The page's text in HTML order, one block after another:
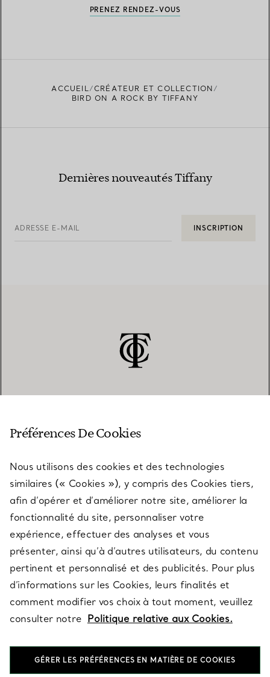
PRENEZ RENDEZ-VOUS
ACCUEIL
CRÉATEUR ET COLLECTION
BIRD ON A ROCK BY TIFFANY
Dernières nouveautés Tiffany
ADRESSE E-MAIL INSCRIPTION
SERVICES
À PROPOS
QUESTIONS LÉGALES
SUIVEZ-NOUS
Préférences De Cookies
Nous utilisons des cookies et des technologies
similaires (« Cookies »), y compris des Cookies tiers,
afin d’opérer et d’améliorer notre site, améliorer la
fonctionnalité du site, personnaliser votre
expérience, effectuer des analyses et vous
présenter, ainsi qu’à d’autres utilisateurs, du contenu
pertinent et personnalisé et des publicités. Pour plus
d’informations sur les Cookies, leurs finalités et
comment modifier vos choix à tout moment, veuillez
consulter notre Politique relative aux Cookies.
GÉRER LES PRÉFÉRENCES EN MATIÈRE DE COOKIES